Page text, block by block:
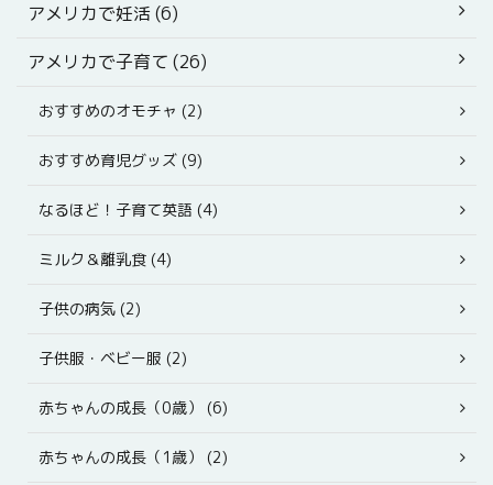
アメリカで妊活 (6)
アメリカで子育て (26)
おすすめのオモチャ (2)
おすすめ育児グッズ (9)
なるほど！子育て英語 (4)
ミルク＆離乳食 (4)
子供の病気 (2)
子供服・ベビー服 (2)
赤ちゃんの成長（0歳） (6)
赤ちゃんの成長（1歳） (2)